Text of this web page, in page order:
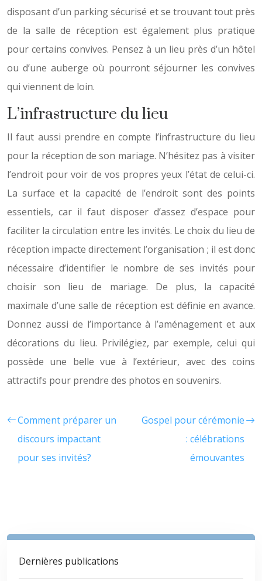
disposant d’un parking sécurisé et se trouvant tout près
de la salle de réception est également plus pratique
pour certains convives. Pensez à un lieu près d’un hôtel
ou d’une auberge où pourront séjourner les convives
qui viennent de loin.
L’infrastructure du lieu
Il faut aussi prendre en compte l’infrastructure du lieu
pour la réception de son mariage. N’hésitez pas à visiter
l’endroit pour voir de vos propres yeux l’état de celui-ci.
La surface et la capacité de l’endroit sont des points
essentiels, car il faut disposer d’assez d’espace pour
faciliter la circulation entre les invités. Le choix du lieu de
réception impacte directement l’organisation ; il est donc
nécessaire d’identifier le nombre de ses invités pour
choisir son lieu de mariage. De plus, la capacité
maximale d’une salle de réception est définie en avance.
Donnez aussi de l’importance à l’aménagement et aux
décorations du lieu. Privilégiez, par exemple, celui qui
possède une belle vue à l’extérieur, avec des coins
attractifs pour prendre des photos en souvenirs.
Comment préparer un
discours impactant
pour ses invités?
Gospel pour cérémonie
: célébrations
émouvantes
Dernières publications